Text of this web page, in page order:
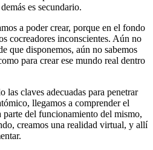
es secundario.
a poder crear, porque en el fondo
cocreadores inconscientes. Aún no
que disponemos, aún no sabemos
para crear ese mundo real dentro
las claves adecuadas para penetrar
llegamos a comprender el
del funcionamiento del mismo,
creamos una realidad virtual, y allí